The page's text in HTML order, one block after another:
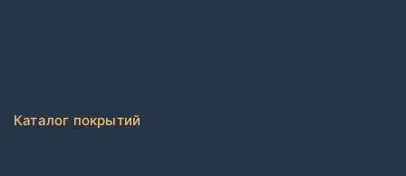
Каталог покрытий